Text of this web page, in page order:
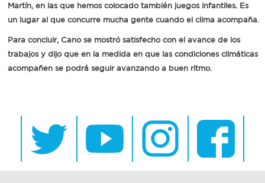
Martín, en las que hemos colocado también juegos infantiles. Es
un lugar al que concurre mucha gente cuando el clima acompaña.
Para concluir, Cano se mostró satisfecho con el avance de los
trabajos y dijo que en la medida en que las condiciones climáticas
acompañen se podrá seguir avanzando a buen ritmo.